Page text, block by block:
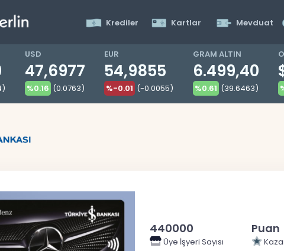
Krediler Kartlar Mevduat
USD
47,6977
%0.16 (0.0763)
EUR
54,9855
%-0.01 (-0.0055)
GRAM ALTIN
6.499,40
%0.61 (39.6463)
440000
Üye İşyeri Sayısı
Puan